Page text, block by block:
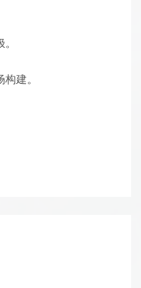
建。